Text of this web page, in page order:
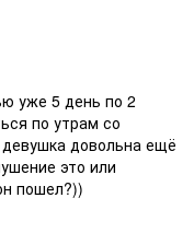
уже 5 день по 2
по утрам со
довольна ещё
это или
пошел?))